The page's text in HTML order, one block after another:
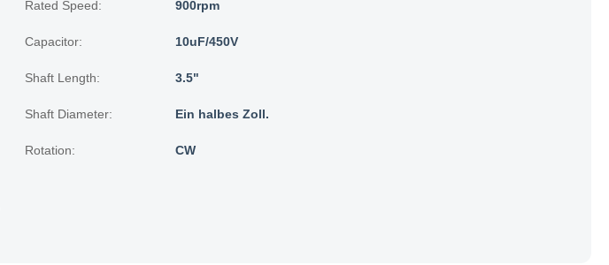
Rated Speed: 900rpm
Capacitor: 10uF/450V
Shaft Length: 3.5"
Shaft Diameter: Ein halbes Zoll.
Rotation: CW